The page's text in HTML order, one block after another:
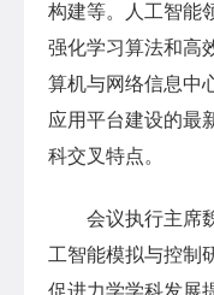
构建等。人工智能
强化学习算法和高
算机与网络信息中
应用平台建设的最
科交叉特点。
会议执行主席魏
工智能模拟与控制
促进力学学科发展